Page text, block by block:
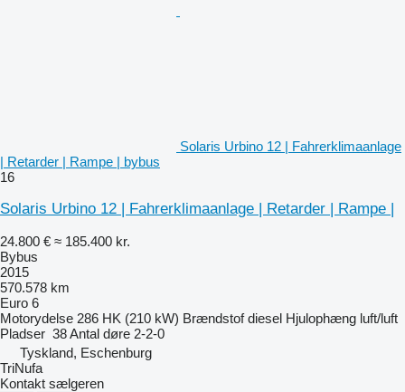
Solaris Urbino 12 | Fahrerklimaanlage
| Retarder | Rampe | bybus
16
Solaris Urbino 12 | Fahrerklimaanlage | Retarder | Rampe |
24.800 € ≈ 185.400 kr.
Bybus
2015
570.578 km
Euro 6
Motorydelse 286 HK (210 kW) Brændstof diesel Hjulophæng luft/luft
Pladser 38Antal døre 2-2-0
Tyskland, Eschenburg
TriNufa
Kontakt sælgeren